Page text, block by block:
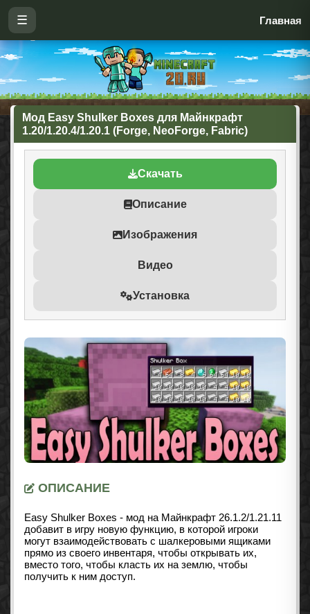
☰ Главная
Мод Easy Shulker Boxes для Майнкрафт
1.20/1.20.4/1.20.1 (Forge, NeoForge, Fabric)
Скачать
Описание
Изображения
Видео
Установка
ОПИСАНИЕ
Easy Shulker Boxes - мод на Майнкрафт 26.1.2/1.21.11
добавит в игру новую функцию, в которой игроки
могут взаимодействовать с шалкеровыми ящиками
прямо из своего инвентаря, чтобы открывать их,
вместо того, чтобы класть их на землю, чтобы
получить к ним доступ.